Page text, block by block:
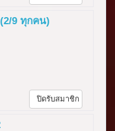
9 ทุกคน)
ปิดรับสมาชิก